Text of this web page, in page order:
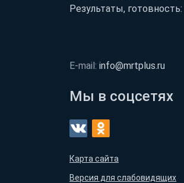
Результаты, готовность:
E-mail: info@mrtplus.ru
Мы в соцсетях
Карта сайта
Версия для слабовидящих